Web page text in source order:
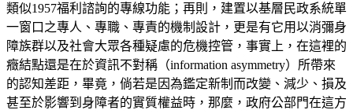
類似1957福利諮詢的專線功能；再則，建置以基層民政系統單
一窗口之專人、專職、專責的機制設計，更是有它用以消彌身
障族群以及社會大眾各種疑慮的危機控管，事實上，在這裡的
癥結點還是在於資訊不對稱（information asymmetry）所帶來
的認知差距，畢竟，倘若是因為鑑定新制而改變、減少、損及
甚至於影響到身障者的實質權益時，那麼，政府公部門在這方